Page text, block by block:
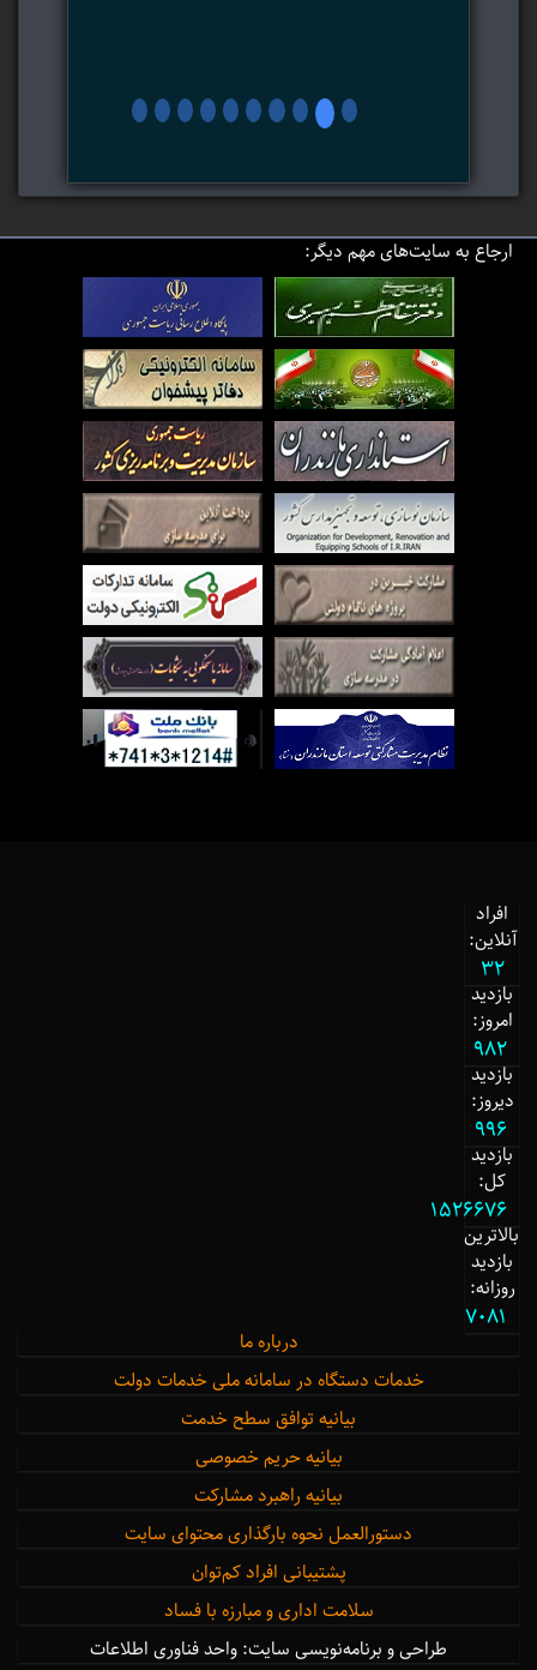
ارجاع به سایت‌های مهم دیگر:
افراد
آنلاین:
32
بازدید
امروز:
982
بازدید
دیروز:
996
بازدید
کل:
1526676
بالاترین
بازدید
روزانه:
7081
درباره ما
خدمات دستگاه در سامانه ملی خدمات دولت
بیانیه توافق سطح خدمت
بیانیه حریم خصوصی
بیانیه راهبرد مشارکت
دستورالعمل نحوه بارگذاری محتوای سایت
پشتیبانی افراد کم‌توان
سلامت اداری و مبارزه با فساد
طراحی و برنامه‌نویسی سایت: واحد فناوری اطلاعات